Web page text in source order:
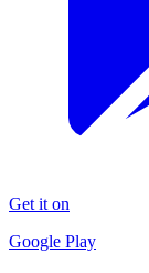
Get it on
Google Play